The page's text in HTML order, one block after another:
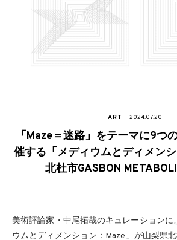
ART 2024.07.20
「Maze＝迷路」をテーマに9つ
催する「メディウムとディメン
北杜市GASBON
美術評論家・中尾拓哉のキュレーションに
ウムとディメンション：Maze」が山梨県